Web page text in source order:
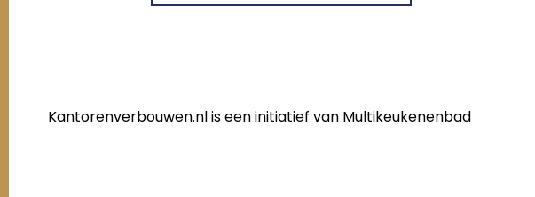
Kantorenverbouwen.nl is een initiatief van Multikeukenenbad